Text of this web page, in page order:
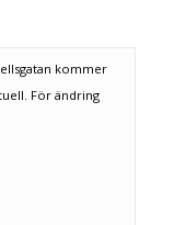
kommer
För ändring